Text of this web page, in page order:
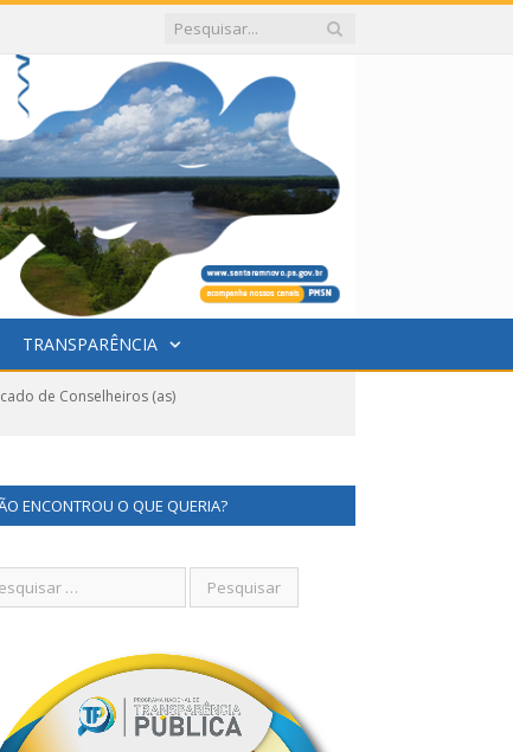
TRANSPARÊNCIA
de Conselheiros (as)
ENCONTROU O QUE QUERIA?